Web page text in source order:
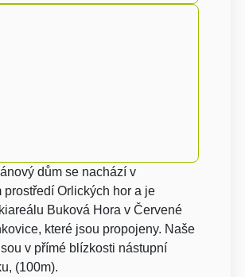
dům se nachází v
prostředí Orlických hor a je
Buková Hora v Červené
které jsou propojeny. Naše
v přímé blízkosti nástupní
(100m).